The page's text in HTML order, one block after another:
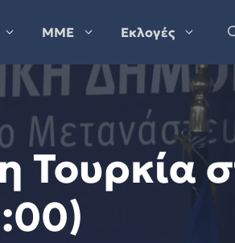
ΜΜΕ Εκλογές
Τουρκία